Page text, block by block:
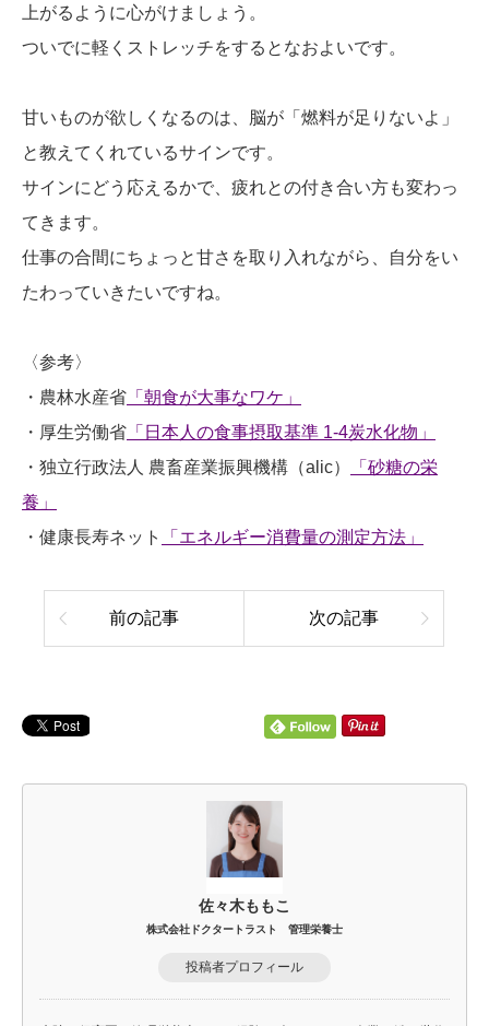
上がるように心がけましょう。
ついでに軽くストレッチをするとなおよいです。
甘いものが欲しくなるのは、脳が「燃料が足りないよ」
と教えてくれているサインです。
サインにどう応えるかで、疲れとの付き合い方も変わっ
てきます。
仕事の合間にちょっと甘さを取り入れながら、自分をい
たわっていきたいですね。
〈参考〉
・農林水産省 「朝食が大事なワケ」
・厚生労働省 「日本人の食事摂取基準 1-4炭水化物」
・独立行政法人 農畜産業振興機構（alic）
「砂糖の栄
養」
・健康長寿ネット
「エネルギー消費量の測定方法」
前の記事 次の記事
佐々木ももこ
株式会社ドクタートラスト 管理栄養士
投稿者プロフィール